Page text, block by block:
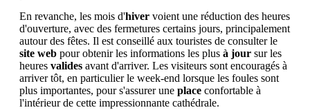
En revanche, les mois d'hiver voient une réduction des heures
d'ouverture, avec des fermetures certains jours, principalement
autour des fêtes. Il est conseillé aux touristes de consulter le
site web pour obtenir les informations les plus à jour sur les
heures valides avant d'arriver. Les visiteurs sont encouragés à
arriver tôt, en particulier le week-end lorsque les foules sont
plus importantes, pour s'assurer une place confortable à
l'intérieur de cette impressionnante cathédrale.